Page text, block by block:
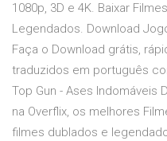
1080p, 3D e 4K. Baixar
Legendados. Download
Faça o Download grátis,
traduzidos em português
Top Gun - Ases Indomáveis
na Overflix, os melhores
filmes dublados e